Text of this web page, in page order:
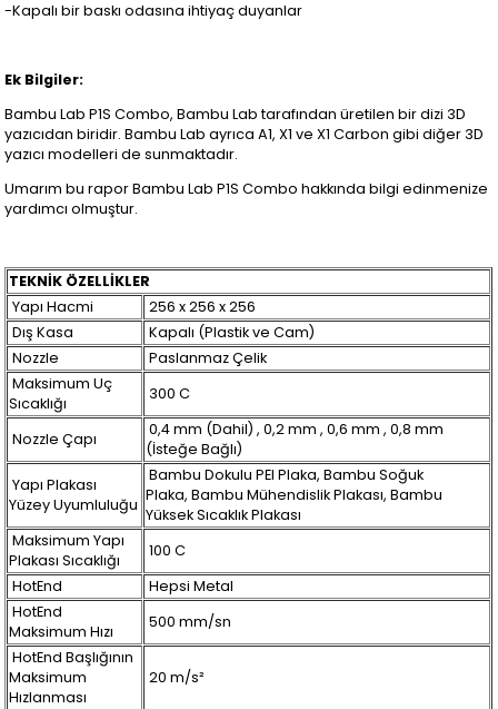
-Kapalı bir baskı odasına ihtiyaç duyanlar
Ek Bilgiler:
Bambu Lab P1S Combo, Bambu Lab tarafından üretilen bir dizi 3D
yazıcıdan biridir. Bambu Lab ayrıca A1, X1 ve X1 Carbon gibi diğer 3D
yazıcı modelleri de sunmaktadır.
Umarım bu rapor Bambu Lab P1S Combo hakkında bilgi edinmenize
yardımcı olmuştur.
TEKNİK ÖZELLİKLER
Yapı Hacmi
256 x 256 x 256
Dış Kasa
Kapalı (Plastik ve Cam)
Nozzle
Paslanmaz Çelik
Maksimum Uç
Sıcaklığı
300 C
Nozzle Çapı
0,4 mm (Dahil) , 0,2 mm , 0,6 mm , 0,8 mm
(İsteğe Bağlı)
Yapı Plakası
Yüzey Uyumluluğu
Bambu Dokulu PEI Plaka, Bambu Soğuk
Plaka, Bambu Mühendislik Plakası, Bambu
Yüksek Sıcaklık Plakası
Maksimum Yapı
Plakası Sıcaklığı
100 C
HotEnd
Hepsi Metal
HotEnd
Maksimum Hızı
500 mm/sn
HotEnd Başlığının
Maksimum
Hızlanması
20 m/s²